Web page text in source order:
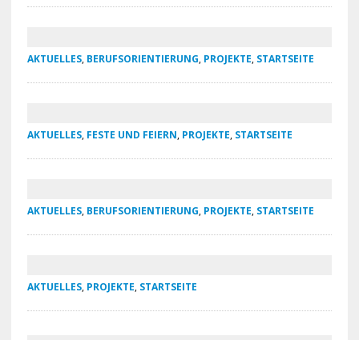
AKTUELLES, BERUFSORIENTIERUNG, PROJEKTE, STARTSEITE
AKTUELLES, FESTE UND FEIERN, PROJEKTE, STARTSEITE
AKTUELLES, BERUFSORIENTIERUNG, PROJEKTE, STARTSEITE
AKTUELLES, PROJEKTE, STARTSEITE